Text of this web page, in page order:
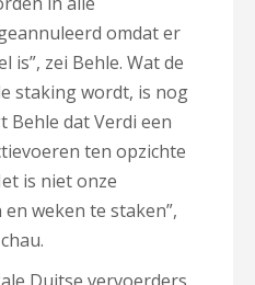
omdat er
is”, zei Behle. Wat de
staking wordt, is nog
Behle dat Verdi een
ten opzichte
is niet onze
weken te staken”,